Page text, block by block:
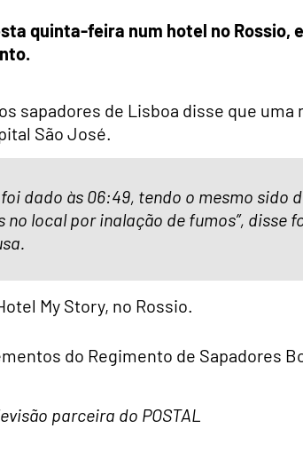
quinta-feira num hotel no Rossio,
sapadores de Lisboa disse que uma
São José.
dado às 06:49, tendo o mesmo sido
local por inalação de fumos”, disse
My Story, no Rossio.
do Regimento de Sapadores
parceira do POSTAL